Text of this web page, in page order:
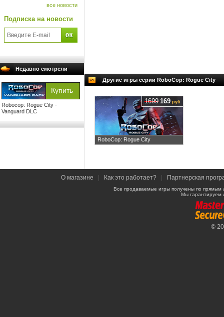
все новости
Подписка на новости
Недавно смотрели
Robocop: Rogue City -
Vanguard DLC
Другие игры серии RoboCop: Rogue City
RoboCop: Rogue City
1699 169 руб
О магазине Как это работает? Партнерская
Все продаваемые игры получены по
Мы гарантируем
©